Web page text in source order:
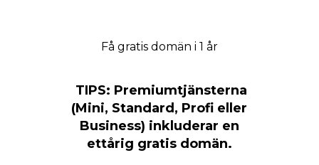
Få gratis domän i 1 år
TIPS: Premiumtjänsterna
(Mini, Standard, Profi eller
Business) inkluderar en
ettårig gratis domän.